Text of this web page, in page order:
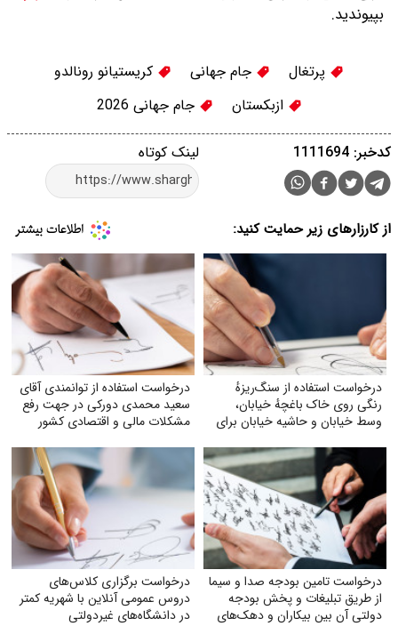
بپیوندید.
پرتغال جام جهانی
کریستیانو رونالدو
ازبکستان
جام جهانی 2026
لینک کوتاه کدخبر: 1111694
از کارزارهای زیر حمایت کنید:
درخواست استفاده از سنگ‌ریزهٔ
رنگی روی خاک باغچهٔ خیابان،
وسط خیابان و حاشیه خیابان برای
درخواست استفاده از توانمندی آقای
سعید محمدی دورکی در جهت رفع
مشکلات مالی و اقتصادی کشور
درخواست تامین بودجه صدا و سیما
از طریق تبلیغات و پخش بودجه
دولتی آن بین بیکاران و دهک‌های
درخواست برگزاری کلاس‌های
دروس عمومی آنلاین با شهریه کمتر
در دانشگاه‌های غیردولتی